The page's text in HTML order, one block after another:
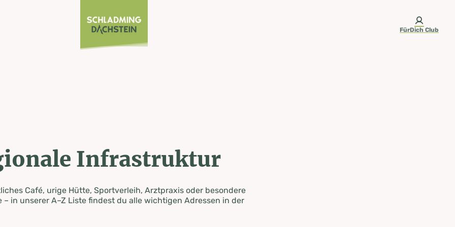
FürDich Club
Infrastruktur
Café, urige Hütte, Sportverleih, Arztpraxis oder besondere
– in unserer A–Z Liste findest du alle wichtigen Adressen in der